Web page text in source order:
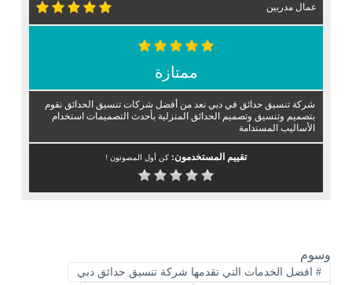
عمال مدربين
ممتازة
شركة تنسيق حدائق في دبي نعد من أفضل شركات تنسيق الحدائق نقوم
بتصميم وتنسيق وتصميم الحدائق المنزلية بأحدث التصميمات استخدام
الأساليب المستدامة
تقييم المستخدمون: كن أول المصوتون !
وسوم
#افضل الخدمات التي تقدمها شركة تنسيق حدائق دبي